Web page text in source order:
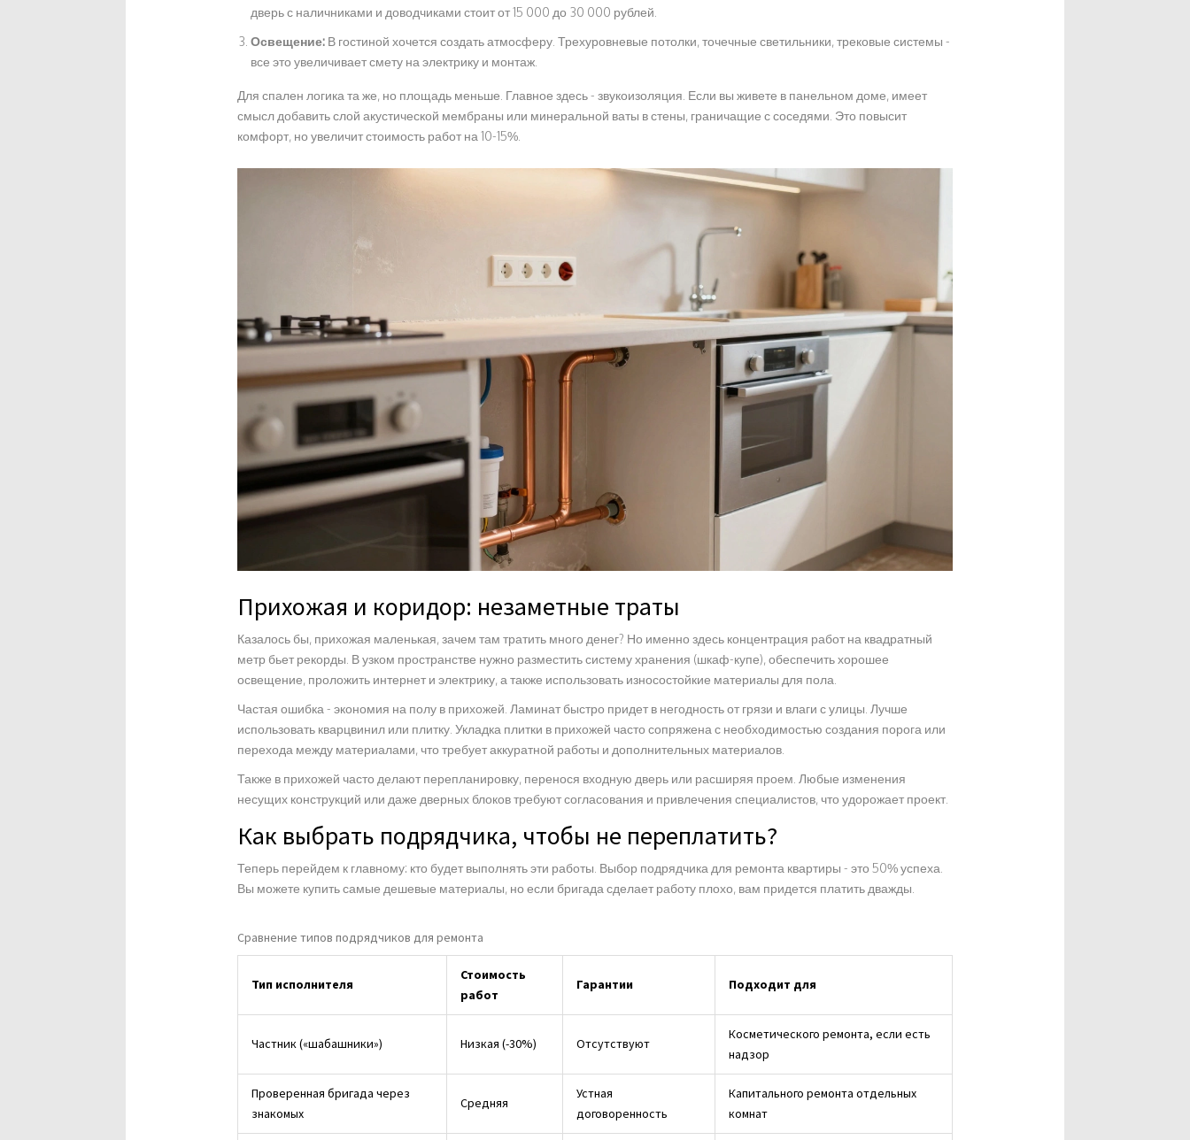
дверь с наличниками и доводчиками стоит от 15 000 до 30 000 рублей.
Освещение:В гостиной хочется создать атмосферу. Трехуровневые потолки, точечные светильники, трековые системы -
все это увеличивает смету на электрику и монтаж.
Для спален логика та же, но площадь меньше. Главное здесь - звукоизоляция. Если вы живете в панельном доме, имеет
смысл добавить слой акустической мембраны или минеральной ваты в стены, граничащие с соседями. Это повысит
комфорт, но увеличит стоимость работ на 10-15%.
Прихожая и коридор: незаметные траты
Казалось бы, прихожая маленькая, зачем там тратить много денег? Но именно здесь концентрация работ на квадратный
метр бьет рекорды. В узком пространстве нужно разместить систему хранения (шкаф-купе), обеспечить хорошее
освещение, проложить интернет и электрику, а также использовать износостойкие материалы для пола.
Частая ошибка - экономия на полу в прихожей. Ламинат быстро придет в негодность от грязи и влаги с улицы. Лучше
использовать кварцвинил или плитку. Укладка плитки в прихожей часто сопряжена с необходимостью создания порога или
перехода между материалами, что требует аккуратной работы и дополнительных материалов.
Также в прихожей часто делают перепланировку, перенося входную дверь или расширяя проем. Любые изменения
несущих конструкций или даже дверных блоков требуют согласования и привлечения специалистов, что удорожает проект.
Как выбрать подрядчика, чтобы не переплатить?
Теперь перейдем к главному: кто будет выполнять эти работы. Выбор подрядчика для ремонта квартиры - это 50% успеха.
Вы можете купить самые дешевые материалы, но если бригада сделает работу плохо, вам придется платить дважды.
Сравнение типов подрядчиков для ремонта
Тип исполнителя
Стоимость
работ
Гарантии Подходит для
Частник («шабашники») Низкая (-30%) Отсутствуют
Косметического ремонта, если есть
надзор
Проверенная бригада через
знакомых
Средняя
Устная
договоренность
Капитального ремонта отдельных
комнат